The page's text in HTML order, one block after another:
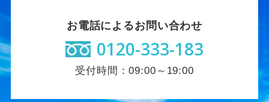
お電話によるお問い合わせ
0120-333-183
受付時間：09:00～19:00